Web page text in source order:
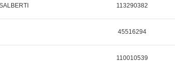
113290382
45516294
110010539